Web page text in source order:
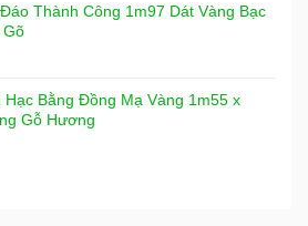
Thành Công 1m97 Dát Vàng Bạc
Gõ
Hạc Bằng Đồng Mạ Vàng 1m55 x
Gỗ Hương